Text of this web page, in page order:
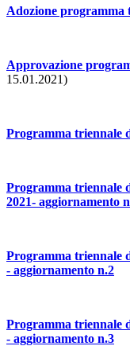
Adozione programma
Approvazione
15.01.2021)
Programma triennale
Programma triennale
2021- aggiornamento
Programma triennale
- aggiornamento n.2
Programma triennale
- aggiornamento n.3